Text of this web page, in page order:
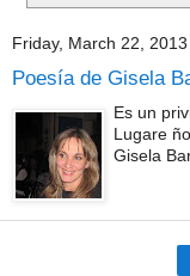
Friday, March 22, 2013
Poesía de Gisela
Es un
Lugare
Gisela